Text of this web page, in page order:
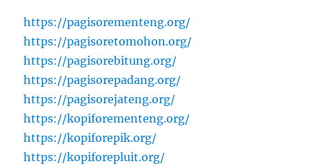
https://pagisorementeng.org/
https://pagisoretomohon.org/
https://pagisorebitung.org/
https://pagisorepadang.org/
https://pagisorejateng.org/
https://kopiforementeng.org/
https://kopiforepik.org/
https://kopiforepluit.org/